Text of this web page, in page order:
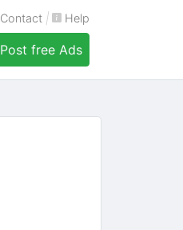
Contact | Help
Post free Ads